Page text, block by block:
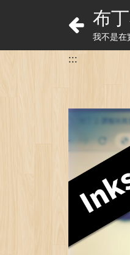
布
我不是在
:::